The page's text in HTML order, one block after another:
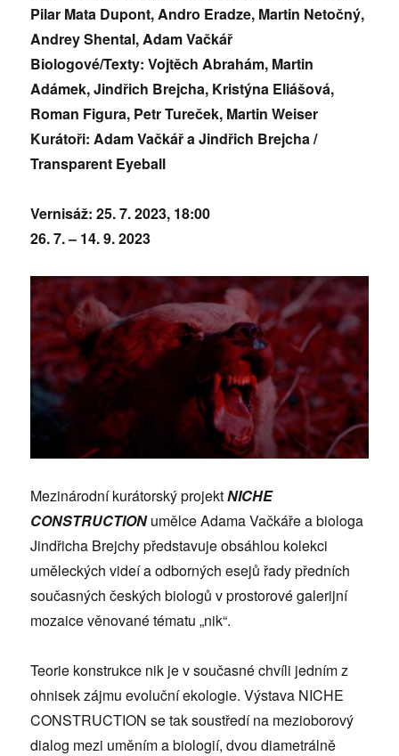
Pilar Mata Dupont, Andro Eradze, Martin Netočný,
Andrey Shental, Adam Vačkář
Biologové/Texty: Vojtěch Abrahám, Martin
Adámek, Jindřich Brejcha, Kristýna Eliášová,
Roman Figura, Petr Tureček, Martin Weiser
Kurátoři: Adam Vačkář a Jindřich Brejcha /
Transparent Eyeball
Vernisáž: 25. 7. 2023, 18:00
26. 7. – 14. 9. 2023
Mezinárodní kurátorský projektNICHE
CONSTRUCTIONumělce Adama Vačkáře a biologa
Jindřicha Brejchy představuje obsáhlou kolekci
uměleckých videí a odborných esejů řady předních
současných českých biologů v prostorové galerijní
mozaice věnované tématu „nik“.
Teorie konstrukce nik je v současné chvíli jedním z
ohnisek zájmu evoluční ekologie. Výstava NICHE
CONSTRUCTION se tak soustředí na mezioborový
dialog mezi uměním a biologií, dvou diametrálně